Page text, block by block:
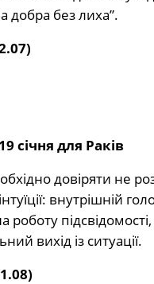
добра без лиха”.
січня для Раків
довіряти не
внутрішній
вихід із ситуації.